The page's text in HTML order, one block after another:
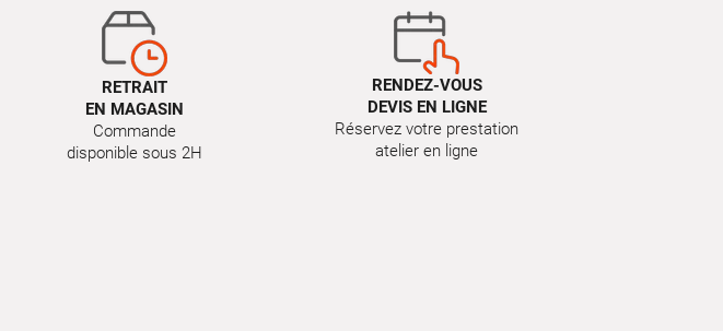
RETRAIT
EN MAGASIN
Commande
disponible sous 2H
RENDEZ-VOUS
DEVIS EN LIGNE
Réservez votre prestation
atelier en ligne